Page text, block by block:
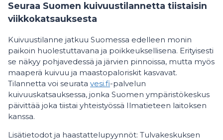
Seuraa Suomen kuivuustilannetta tiistaisin
viikkokatsauksesta
Kuivuustilanne jatkuu Suomessa edelleen monin
paikoin huolestuttavana ja poikkeuksellisena. Erityisesti
se näkyy pohjavedessä ja järvien pinnoissa, mutta myös
maaperä kuivuu ja maastopaloriskit kasvavat.
Tilannetta voi seurata vesi.fi-palvelun
kuivuuskatsauksessa, jonka Suomen ympäristökeskus
päivittää joka tiistai yhteistyössä Ilmatieteen laitoksen
kanssa.
Lisätietodot ja haastattelupyynnöt: Tulvakeskuksen